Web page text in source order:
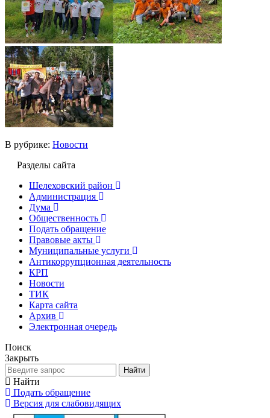
В рубрике: Новости
Разделы сайта
Шелеховский район
Администрация
Дума
Общественность
Подать обращение
Правовые акты
Муниципальные услуги
Антикоррупционная деятельность
КРП
Новости
ТИК
Карта сайта
Архив
Электронная очередь
Поиск
Закрыть
Найти
Найти
Подать обращение
Версия для слабовидящих